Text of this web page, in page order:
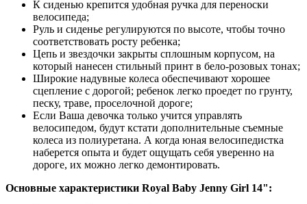
К сиденью крепится удобная ручка для переноски
велосипеда;
Руль и сиденье регулируются по высоте, чтобы точно
соответствовать росту ребенка;
Цепь и звездочки закрыты сплошным корпусом, на
который нанесен стильный принт в бело-розовых тонах;
Широкие надувные колеса обеспечивают хорошее
сцепление с дорогой; ребенок легко проедет по грунту,
песку, траве, проселочной дороге;
Если Ваша девочка только учится управлять
велосипедом, будут кстати дополнительные съемные
колеса из полиуретана. А когда юная велосипедистка
наберется опыта и будет ощущать себя уверенно на
дороге, их можно легко демонтировать.
Основные характеристики Royal Baby Jenny Girl 14":